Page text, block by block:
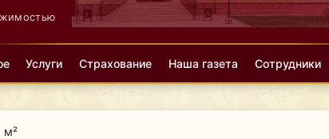
Услуги Страхование Наша газета Сотрудники
м²